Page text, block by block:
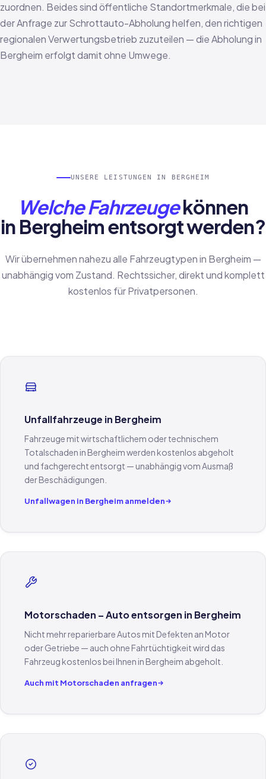
zuordnen. Beides sind öffentliche Standortmerkmale, die bei
der Anfrage zur Schrottauto-Abholung helfen, den richtigen
regionalen Verwertungsbetrieb zuzuteilen — die Abholung in
Bergheim erfolgt damit ohne Umwege.
UNSERE LEISTUNGEN IN BERGHEIM
Welche Fahrzeugekönnen
in Bergheim entsorgt werden?
Wir übernehmen nahezu alle Fahrzeugtypen in Bergheim —
unabhängig vom Zustand. Rechtssicher, direkt und komplett
kostenlos für Privatpersonen.
Unfallfahrzeuge in Bergheim
Fahrzeuge mit wirtschaftlichem oder technischem
Totalschaden in Bergheim werden kostenlos abgeholt
und fachgerecht entsorgt — unabhängig vom Ausmaß
der Beschädigungen.
Unfallwagen in Bergheim anmelden
Motorschaden – Auto entsorgen in Bergheim
Nicht mehr reparierbare Autos mit Defekten an Motor
oder Getriebe — auch ohne Fahrtüchtigkeit wird das
Fahrzeug kostenlos bei Ihnen in Bergheim abgeholt.
Auch mit Motorschaden anfragen